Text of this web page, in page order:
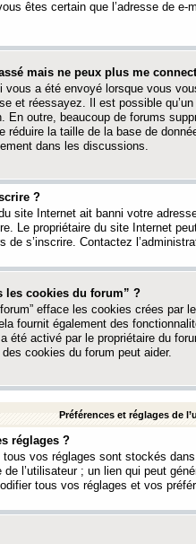
êtes certain que l’adresse de
mais ne peux plus me
vous a été envoyé lorsque vous
et réessayez. Il est possible
En outre, beaucoup de forums
réduire la taille de la base de
dans les discussions.
?
site Internet ait banni votre
Le propriétaire du site Internet
de s’inscrire. Contactez
les cookies du forum” ?
efface les cookies crées par
fournit également des
été activé par le propriétaire du
cookies du forum peut aider.
Préférences et réglages de
réglages ?
vos réglages sont stockés
l’utilisateur ; un lien qui peut
tous vos réglages et vos